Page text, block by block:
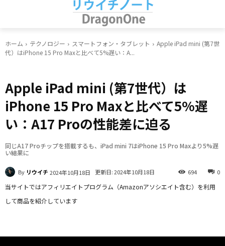
ホーム テクノロジー スマートフォン・タブレット
Apple iPad mini (第7世
代）はiPhone 15 Pro Maxと比べて5%遅い：A...
Apple iPad mini (第7世代）は
iPhone 15 Pro Maxと比べて5%遅
い：A17 Proの性能差に迫る
同じA17 Proチップを搭載するも、iPad mini 7はiPhone 15 Pro Maxより5%遅
い結果に
By リウイチ2024年10月18日 更新日:2024年10月18日 0
694
当サイトではアフィリエイトプログラム（Amazonアソシエイト含む）を利用
して商品を紹介しています